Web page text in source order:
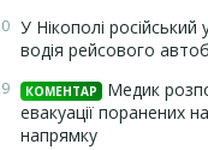
У Нікополі
водія рейсового
КОМЕНТАР
Медик
евакуації поранених
напрямку